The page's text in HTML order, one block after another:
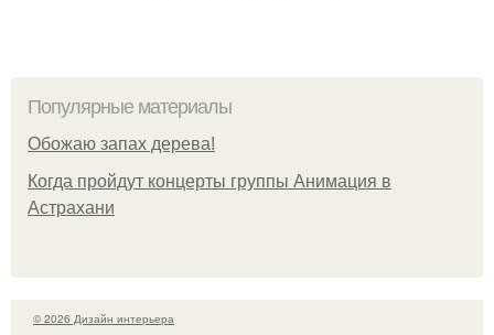
Популярные материалы
Обожaю зaпах деpева!
Когда пройдут концерты группы Анимация в
Астрахани
© 2026 Дизайн интерьера